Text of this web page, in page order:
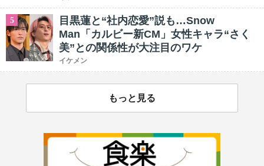
5
目黒蓮と“社内恋愛”説も…Snow
Man「カルビー新CM」女性キャラ“さく
美”との関係性が大注目のワケ
イケメン
もっと見る